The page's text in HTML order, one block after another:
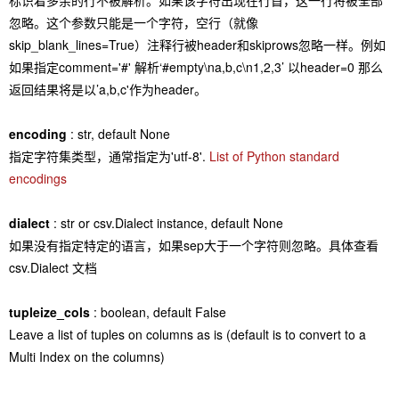
忽略。这个参数只能是一个字符，空行（就像
skip_blank_lines=True）注释行被header和skiprows忽略一样。例如
如果指定comment='#' 解析‘#empty\na,b,c\n1,2,3’ 以header=0 那么
返回结果将是以’a,b,c'作为header。
encoding : str, default None
指定字符集类型，通常指定为'utf-8'. List of Python standard
encodings
dialect : str or csv.Dialect instance, default None
如果没有指定特定的语言，如果sep大于一个字符则忽略。具体查看
csv.Dialect 文档
tupleize_cols : boolean, default False
Leave a list of tuples on columns as is (default is to convert to a
Multi Index on the columns)